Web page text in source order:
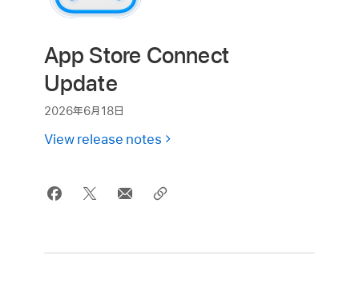
App Store Connect
Update
2026年6月18日
View release notes